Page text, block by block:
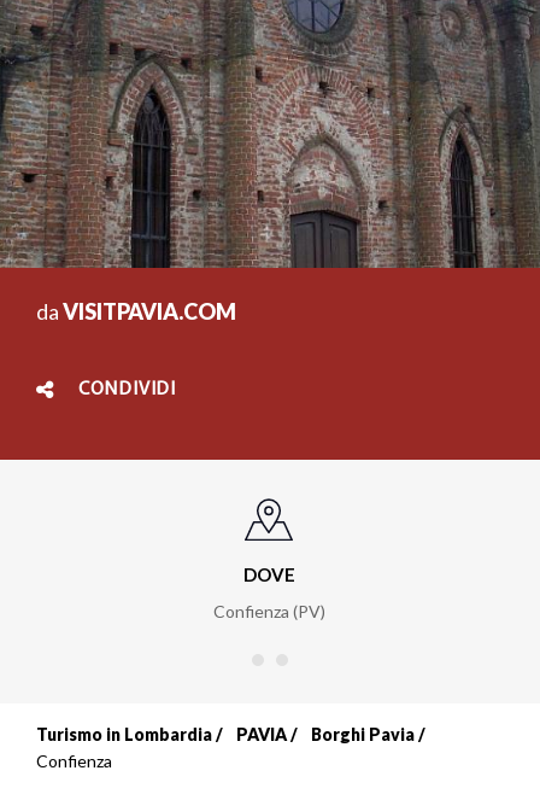
daVISITPAVIA.COM
CONDIVIDI
DOVE
Confienza (PV)
Briciole
Turismo in Lombardia PAVIA
Borghi Pavia
Confienza